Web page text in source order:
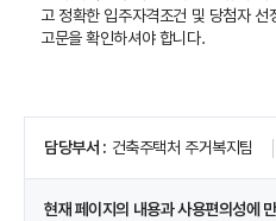
고 정확한 입주자격조건 및 당첨자
고문을 확인하셔야 합니다.
담당부서 건축주택처 주거복지팀
현재 페이지의 내용과 사용편의성에